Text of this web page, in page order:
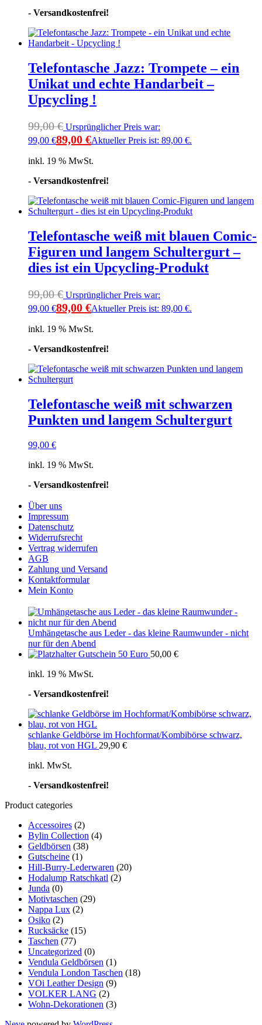
- Versandkostenfrei!
Telefontasche Jazz: Trompete – ein
Unikat und echte Handarbeit –
Upcycling !
99,00€ Ursprünglicher Preis war:
99,00 €89,00 €Aktueller Preis ist: 89,00 €.
inkl. 19 % MwSt.
- Versandkostenfrei!
Telefontasche weiß mit blauen Comic-
Figuren und langem Schultergurt –
dies ist ein Upcycling-Produkt
99,00€ Ursprünglicher Preis war:
99,00 €89,00 €Aktueller Preis ist: 89,00 €.
inkl. 19 % MwSt.
- Versandkostenfrei!
Telefontasche weiß mit schwarzen
Punkten und langem Schultergurt
99,00 €
inkl. 19 % MwSt.
- Versandkostenfrei!
Über uns
Impressum
Datenschutz
Widerrufsrecht
Vertrag widerrufen
AGB
Zahlung und Versand
Kontaktformular
Mein Konto
Umhängetasche aus Leder - das kleine Raumwunder - nicht
nur für den Abend
Gutschein 50 Euro 50,00 €
inkl. 19 % MwSt.
- Versandkostenfrei!
schlanke Geldbörse im Hochformat/Kombibörse schwarz,
blau, rot von HGL 29,90 €
inkl. MwSt.
- Versandkostenfrei!
Product categories
Accessoires (2)
Bylin Collection (4)
Geldbörsen (38)
Gutscheine (1)
Hill-Burry-Lederwaren (20)
Hodalump Ratschkatl (2)
Junda (0)
Motivtaschen (29)
Nappa Lux (2)
Osiko (2)
Rucksäcke (15)
Taschen (77)
Uncategorized (0)
Vendula Geldbörsen (1)
Vendula London Taschen (18)
VOi Leather Design (9)
VOLKER LANG (2)
Wohn-Dekorationen (3)